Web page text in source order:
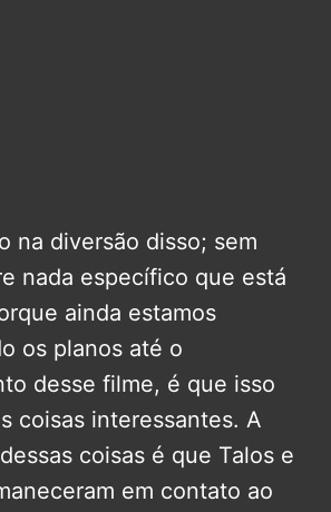
na diversão disso; sem
nada específico que está
ainda estamos
os planos até o
desse filme, é que isso
coisas interessantes. A
coisas é que Talos e
em contato ao